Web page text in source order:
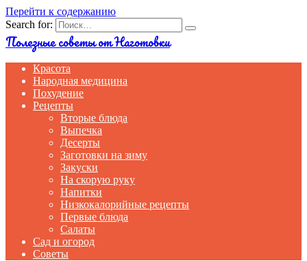
Перейти к содержанию
Search for:
Полезные советы от Наготовки
Красота
Народная медицина
Похудение
Рецепты
Вторые блюда
Выпечка
Десерты
Заготовки на зиму
Закуски
На скорую руку
Напитки
Низкокалорийные рецепты
Первые блюда
Салаты
Сад и огород
Советы